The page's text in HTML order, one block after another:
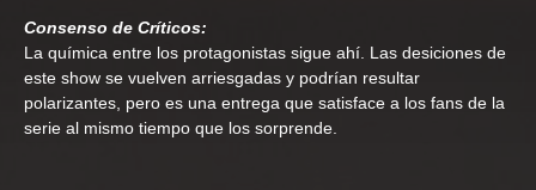
Consenso de Críticos:
La química entre los protagonistas sigue ahí. Las desiciones de
este show se vuelven arriesgadas y podrían resultar
polarizantes, pero es una entrega que satisface a los fans de la
serie al mismo tiempo que los sorprende.